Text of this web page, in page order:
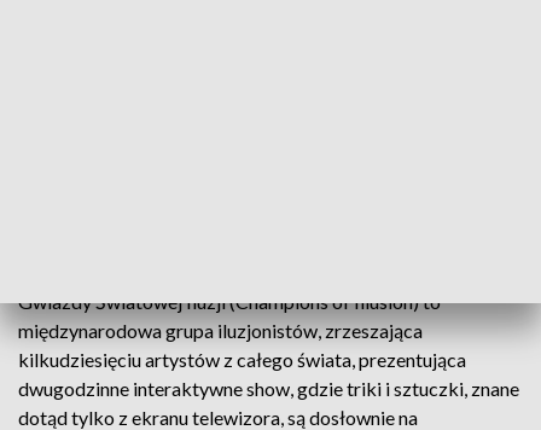
Gwiazdy Światowej Iluzji (Champions of Illusion) to
międzynarodowa grupa iluzjonistów, zrzeszająca
kilkudziesięciu artystów z całego świata, prezentująca
dwugodzinne interaktywne show, gdzie triki i sztuczki, znane
dotąd tylko z ekranu telewizora, są dosłownie na